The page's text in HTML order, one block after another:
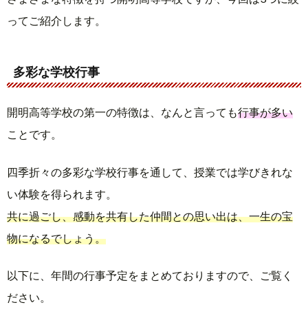
ってご紹介します。
多彩な学校行事
開明高等学校の第一の特徴は、なんと言っても行事が多い
ことです。
四季折々の多彩な学校行事を通して、授業では学びきれな
い体験を得られます。
共に過ごし、感動を共有した仲間との思い出は、一生の宝
物になるでしょう。
以下に、年間の行事予定をまとめておりますので、ご覧く
ださい。